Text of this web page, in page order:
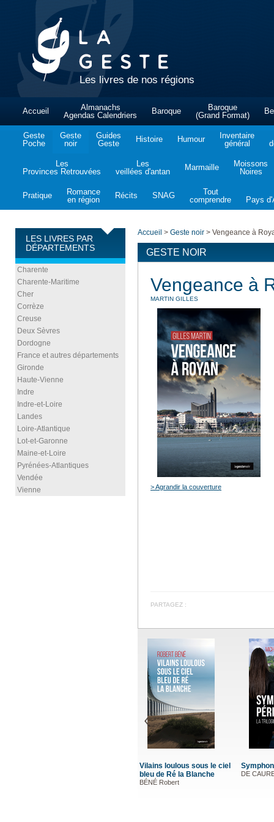
Les livres de nos régions
Accueil
Almanachs
Agendas Calendriers
Baroque
Baroque
(Grand Format)
Geste
Poche
Geste
noir
Guides
Geste
Histoire Humour
Inventaire
général
Les
Provinces Retrouvées
Les
veillées d'antan
Marmaille
Moissons
Noires
Pratique
Romance
en région
Récits SNAG
Tout
comprendre
Pays
LES LIVRES PAR
DÉPARTEMENTS
Charente
Charente-Maritime
Cher
Corrèze
Creuse
Deux Sèvres
Dordogne
France et autres départements
Gironde
Haute-Vienne
Indre
Indre-et-Loire
Landes
Loire-Atlantique
Lot-et-Garonne
Maine-et-Loire
Pyrénées-Atlantiques
Vendée
Vienne
Accueil > Geste noir > Vengeance à
GESTE NOIR
Vengeance à
MARTIN GILLES
> Agrandir la couverture
PARTAGEZ :
Vilains loulous sous le ciel
bleu de Ré la Blanche
BÉNÉ Robert
DE